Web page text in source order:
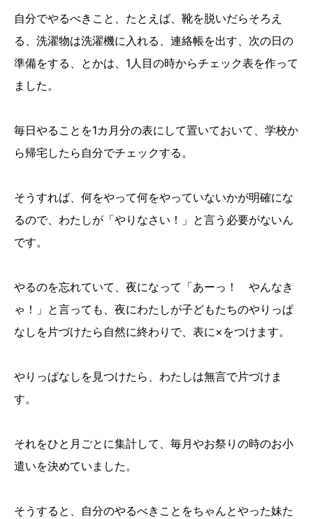
自分でやるべきこと、たとえば、靴を脱いだらそろえ
る、洗濯物は洗濯機に入れる、連絡帳を出す、次の日の
準備をする、とかは、1人目の時からチェック表を作って
ました。
毎日やることを1カ月分の表にして置いておいて、学校か
ら帰宅したら自分でチェックする。
そうすれば、何をやって何をやっていないかが明確にな
るので、わたしが「やりなさい！」と言う必要がないん
です。
やるのを忘れていて、夜になって「あーっ！ やんなき
ゃ！」と言っても、夜にわたしが子どもたちのやりっぱ
なしを片づけたら自然に終わりで、表に×をつけます。
やりっぱなしを見つけたら、わたしは無言で片づけま
す。
それをひと月ごとに集計して、毎月やお祭りの時のお小
遣いを決めていました。
そうすると、自分のやるべきことをちゃんとやった妹た